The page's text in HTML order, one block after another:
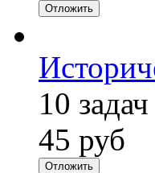
Отложить
10 задач
45 руб
Отложить